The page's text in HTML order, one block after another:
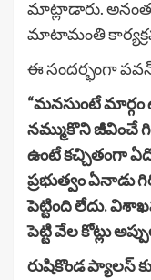
మాట్లాడారు.
మాటామంతి
ఈ సందర్భంగా
“మనసుంటే మార్గం
నమ్ముకొని జీవించే
ఉంటే కచ్చితంగా ఏదో
ప్రభుత్వం ఏనాడు
పెట్టింది లేదు.
పెట్టి వేల కోట్లు
రుషికొండ ప్యాలస్